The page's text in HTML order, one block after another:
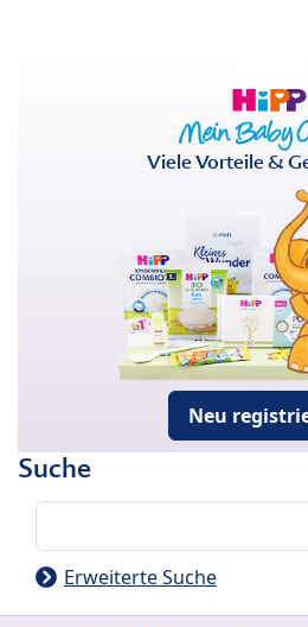
Viele Vorteile &
Neu
Suche
Erweiterte Suche